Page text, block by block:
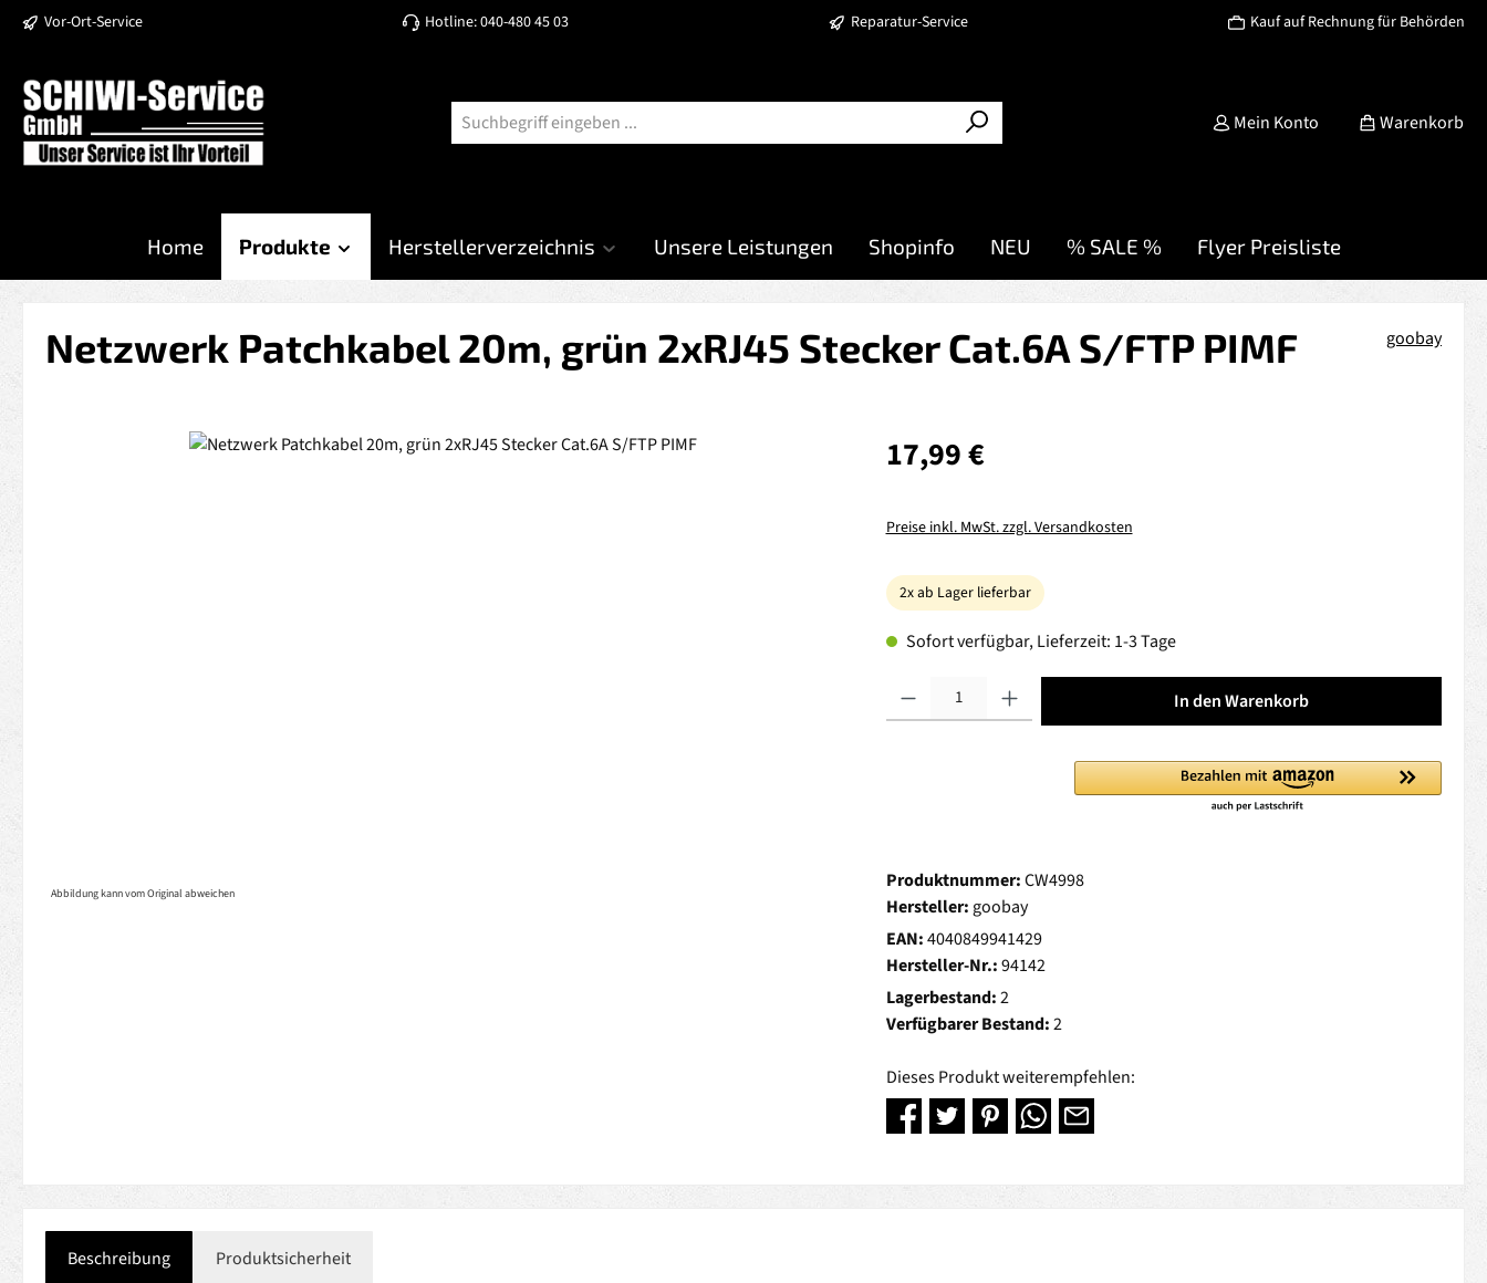
Hauptinhalt springen
Zur Suche springen
Zur Hauptnavigation springen
Vor-Ort-Service Hotline: 040-480 45 03 Reparatur-Service Kauf auf Rechnung für Behörden
Mein Konto Warenkorb
Home Produkte Herstellerverzeichnis Unsere Leistungen Shopinfo NEU % SALE % Flyer Preisliste
Netzwerk Patchkabel 20m, grün 2xRJ45 Stecker Cat.6A S/FTP PIMF goobay
Bildergalerie überspringen
Abbildung kann vom Original abweichen
Regulärer Preis:
17,99 €
Preise inkl. MwSt. zzgl. Versandkosten
2x ab Lager lieferbar
Sofort verfügbar, Lieferzeit: 1-3 Tage
Produkt Anzahl: Gib den gewünschten Wert ein oder benutze die Schaltflächen um die
In den Warenkorb
Produktnummer:CW4998
Hersteller: goobay
EAN:4040849941429
Hersteller-Nr.:94142
Lagerbestand:2
Verfügbarer Bestand:2
Dieses Produkt weiterempfehlen:
Beschreibung Produktsicherheit